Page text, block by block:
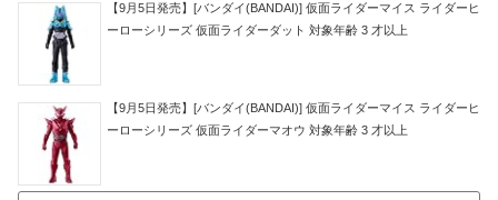
【9月5日発売】[バンダイ(BANDAI)] 仮面ライダーマイス ライダーヒ
ーローシリーズ 仮面ライダーダット 対象年齢 3 才以上
【9月5日発売】[バンダイ(BANDAI)] 仮面ライダーマイス ライダーヒ
ーローシリーズ 仮面ライダーマオウ 対象年齢 3 才以上